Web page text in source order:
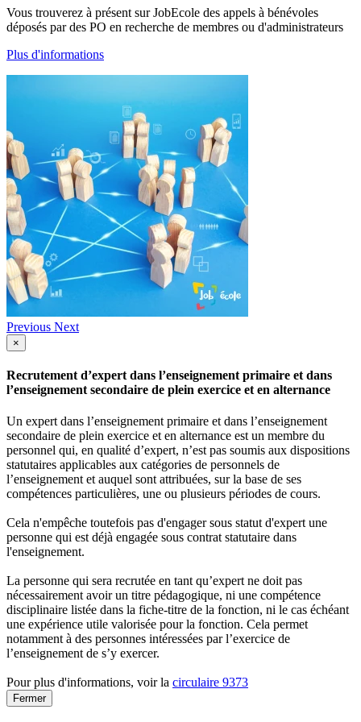
Vous trouverez à présent sur JobEcole des appels à bénévoles
déposés par des PO en recherche de membres ou d'administrateurs
Plus d'informations
Previous Next
×
Recrutement d’expert dans l’enseignement primaire et dans
l’enseignement secondaire de plein exercice et en alternance
Un expert dans l’enseignement primaire et dans l’enseignement
secondaire de plein exercice et en alternance est un membre du
personnel qui, en qualité d’expert, n’est pas soumis aux dispositions
statutaires applicables aux catégories de personnels de
l’enseignement et auquel sont attribuées, sur la base de ses
compétences particulières, une ou plusieurs périodes de cours.
Cela n'empêche toutefois pas d'engager sous statut d'expert une
personne qui est déjà engagée sous contrat statutaire dans
l'enseignement.
La personne qui sera recrutée en tant qu’expert ne doit pas
nécessairement avoir un titre pédagogique, ni une compétence
disciplinaire listée dans la fiche-titre de la fonction, ni le cas échéant
une expérience utile valorisée pour la fonction. Cela permet
notamment à des personnes intéressées par l’exercice de
l’enseignement de s’y exercer.
Pour plus d'informations, voir la circulaire 9373
Fermer